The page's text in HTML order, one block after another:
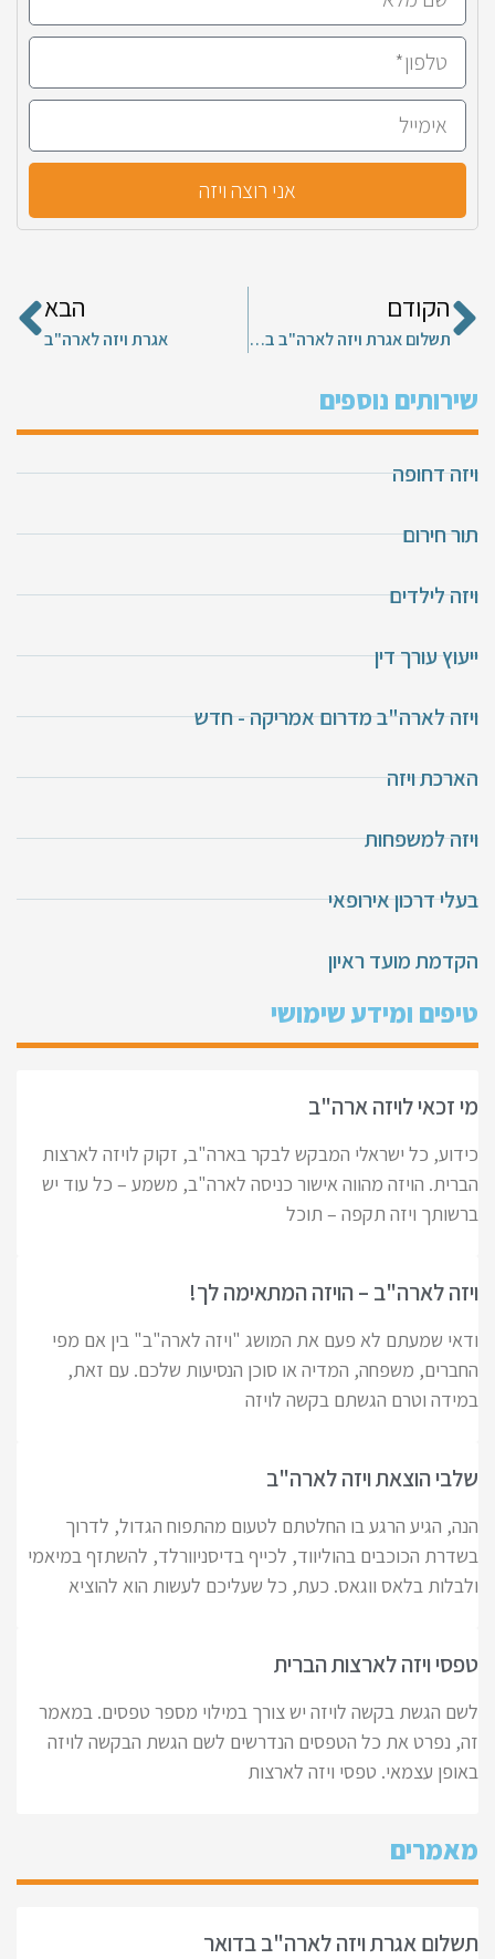
אני רוצה ויזה
הקודם
תשלום אגרת ויזה לארה"ב בדואר
הבא
אגרת ויזה לארה"ב
שירותים נוספים
ויזה דחופה
תור חירום
ויזה לילדים
ייעוץ עורך דין
ויזה לארה"ב מדרום אמריקה - חדש
הארכת ויזה
ויזה למשפחות
בעלי דרכון אירופאי
הקדמת מועד ראיון
טיפים ומידע שימושי
מי זכאי לויזה ארה"ב
כידוע, כל ישראלי המבקש לבקר בארה"ב, זקוק לויזה לארצות
הברית. הויזה מהווה אישור כניסה לארה"ב, משמע – כל עוד יש
ברשותך ויזה תקפה – תוכל
ויזה לארה"ב – הויזה המתאימה לך!
ודאי שמעתם לא פעם את המושג "ויזה לארה"ב" בין אם מפי
החברים, משפחה, המדיה או סוכן הנסיעות שלכם. עם זאת,
במידה וטרם הגשתם בקשה לויזה
שלבי הוצאת ויזה לארה"ב
הנה, הגיע הרגע בו החלטתם לטעום מהתפוח הגדול, לדרוך
בשדרת הכוכבים בהוליווד, לכייף בדיסניוורלד, להשתזף במיאמי
ולבלות בלאס ווגאס. כעת, כל שעליכם לעשות הוא להוציא
טפסי ויזה לארצות הברית
לשם הגשת בקשה לויזה יש צורך במילוי מספר טפסים. במאמר
זה, נפרט את כל הטפסים הנדרשים לשם הגשת הבקשה לויזה
באופן עצמאי. טפסי ויזה לארצות
מאמרים
תשלום אגרת ויזה לארה"ב בדואר